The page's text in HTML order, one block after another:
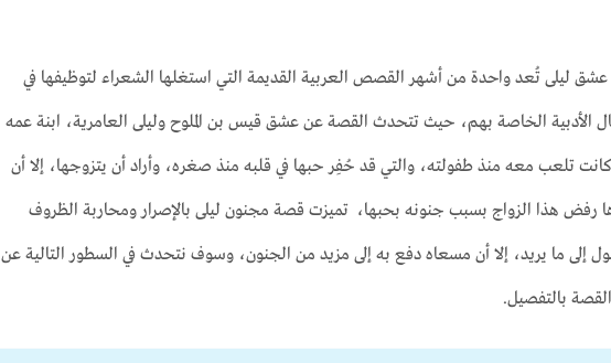
ليلى تُعد واحدة من أشهر القصص العربية القديمة التي استغلها الشعراء لتوظيفها في
الأدبية الخاصة بهم، حيث تتحدث القصة عن عشق قيس بن الملوح وليلى العامرية، ابنة عمه
تلعب معه منذ طفولته، والتي قد حُفِر حبها في قلبه منذ صغره، وأراد أن يتزوجها، إلا أن
رفض هذا الزواج بسبب جنونه بحبها، تميزت قصة مجنون ليلى بالإصرار ومحاربة الظروف
إلى ما يريد، إلا أن مسعاه دفع به إلى مزيد من الجنون، وسوف نتحدث في السطور التالية عن
بالتفصيل.